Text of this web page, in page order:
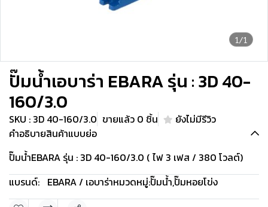
1/1
ปั๊มน้ำเอบาร่า EBARA รุ่น : 3D 40-
160/3.0
SKU : 3D 40-160/3.0 ขายแล้ว 0 ชิ้น
ยังไม่มีรีวิว
คำอธิบายสินค้าแบบย่อ
ปั๊มน้ำEBARA รุ่น : 3D 40-160/3.0 ( ไฟ 3 เฟส / 380 โวลต์)
แบรนด์: EBARA / เอบาร่าหมวดหมู่:ปั๊มน้ำ,ปั๊มหอยโข่ง